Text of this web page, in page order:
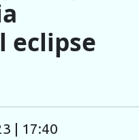
eclipse
| 17:40